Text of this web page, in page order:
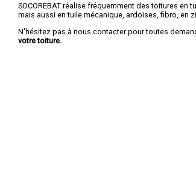
SOCOREBAT réalise fréquemment des toitures en
mais aussi en tuile mécanique, ardoises, fibro, en
N'hésitez pas à nous contacter pour toutes
votre toiture.